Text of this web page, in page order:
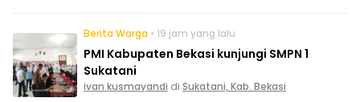
Berita Warga • 19 jam yang lalu
PMI Kabupaten Bekasi kunjungi SMPN 1
Sukatani
ivan kusmayandi di Sukatani, Kab. Bekasi